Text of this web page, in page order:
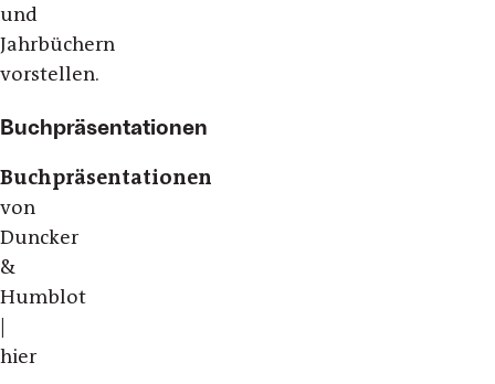
und
Jahrbüchern
vorstellen.
Buchpräsentationen
Buchpräsentationen
von
Duncker
&
Humblot
hier